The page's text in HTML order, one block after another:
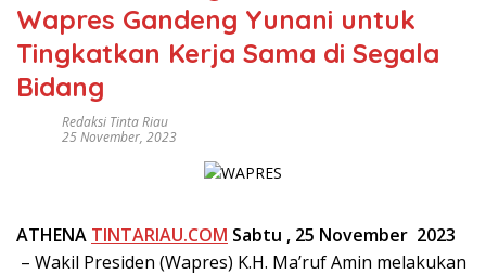
Wapres Gandeng Yunani untuk
Tingkatkan Kerja Sama di Segala
Bidang
Redaksi Tinta Riau
25 November, 2023
ATHENA TINTARIAU.COM Sabtu , 25 November 2023
– Wakil Presiden (Wapres) K.H. Ma’ruf Amin melakukan